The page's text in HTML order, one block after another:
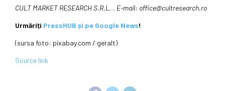
CULT MARKET RESEARCH S.R.L. , E-mail: office@cultresearch.ro
Urmăriți PressHUB și pe Google News!
(sursa foto: pixabay.com / geralt)
Source link